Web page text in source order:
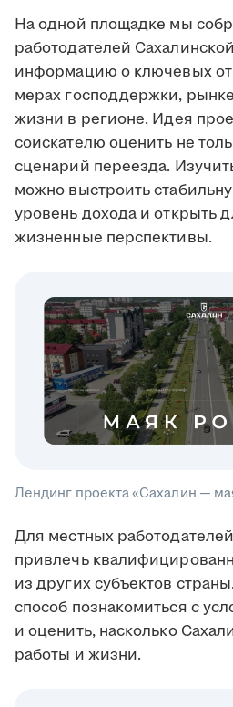
На одной площадке мы
работодателей
информацию о ключевых
мерах господдержки,
жизни в регионе. Идея
соискателю оценить не
сценарий переезда.
можно выстроить
уровень дохода и открыть
жизненные перспективы.
Лендинг проекта «Сахалин —
Для местных
привлечь
из других субъектов
способ познакомиться с
и оценить, насколько
работы и жизни.